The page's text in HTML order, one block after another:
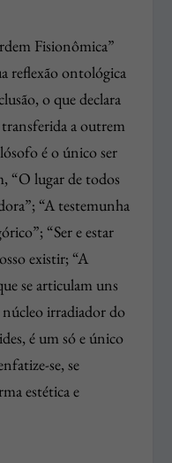
Fisionômica”
reflexão ontológica
o que declara
a outrem
é o único ser
“O lugar de todos
“A testemunha
“Ser e estar
existir; “A
se articulam uns
irradiador do
é um só e único
se, se
estética e